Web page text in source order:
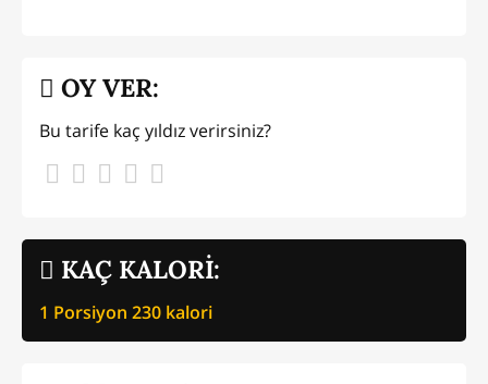
KAÇ KALORİ:
1 Porsiyon 230 kalori
OY VER:
Bu tarife kaç yıldız verirsiniz?